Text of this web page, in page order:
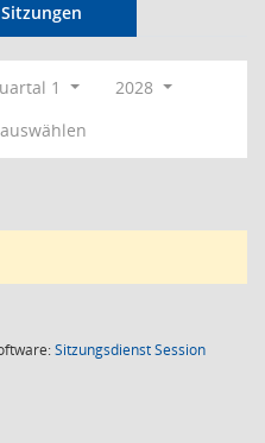
Sitzungen
1
2028
SitzungsdienstSession(Wird in